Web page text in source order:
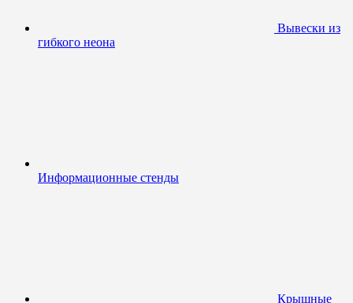
Вывески из
гибкого неона
Информационные стенды
Крышные